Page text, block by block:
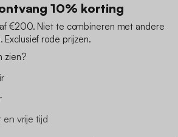
10% korting
€200. Niet te combineren met andere
rode prijzen.
zien?
en vrije tijd